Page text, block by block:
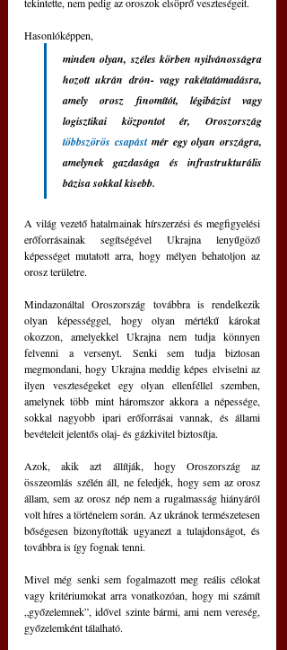
Hasonlóképpen,
minden olyan, széles körben nyilvánosságra
hozott ukrán drón- vagy rakétatámadásra,
amely orosz finomítót, légibázist vagy
többszörös csapást mér egy olyan országra,
amelynek gazdasága és infrastrukturális
bázisa sokkal kisebb.
A világ vezető hatalmainak hírszerzési és megfigyelési
erőforrásainak segítségével Ukrajna lenyűgöző
képességet mutatott arra, hogy mélyen behatoljon az
orosz területre.
Mindazonáltal Oroszország továbbra is rendelkezik
olyan képességgel, hogy olyan mértékű károkat
okozzon, amelyekkel Ukrajna nem tudja könnyen
felvenni a versenyt. Senki sem tudja biztosan
megmondani, hogy Ukrajna meddig képes elviselni az
ilyen veszteségeket egy olyan ellenféllel szemben,
amelynek több mint háromszor akkora a népessége,
sokkal nagyobb ipari erőforrásai vannak, és állami
bevételeit jelentős olaj- és gázkivitel biztosítja.
Azok, akik azt állítják, hogy Oroszország az
összeomlás szélén áll, ne feledjék, hogy sem az orosz
állam, sem az orosz nép nem a rugalmasság hiányáról
volt híres a történelem során. Az ukránok természetesen
bőségesen bizonyították ugyanezt a tulajdonságot, és
továbbra is így fognak tenni.
Mivel még senki sem fogalmazott meg reális célokat
vagy kritériumokat arra vonatkozóan, hogy mi számít
„győzelemnek”, idővel szinte bármi, ami nem vereség,
győzelemként tálalható.